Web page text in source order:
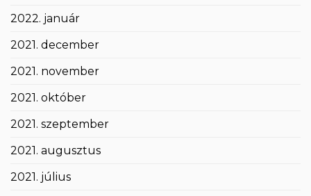
2022. január
2021. december
2021. november
2021. október
2021. szeptember
2021. augusztus
2021. július